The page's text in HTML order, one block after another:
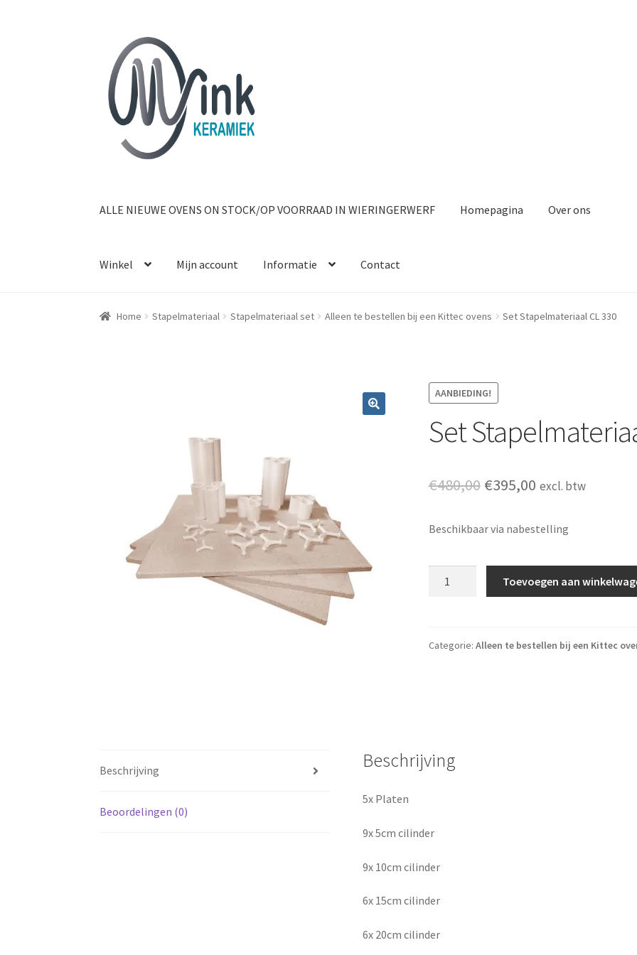
Ga door naar navigatie
Ga naar de inhoud
ALLE NIEUWE OVENS ON STOCK/OP VOORRAAD IN WIERINGERWERF Homepagina Over ons
Winkel Mijn account Informatie Contact
Home Stapelmateriaal Stapelmateriaal set Alleen te bestellen bij een Kittec ovens Set Stapelmateriaal CL 330
AANBIEDING!
Set
€480,00 Oorspronkelijke prijs
€395,00Huidige prijs
excl. btw
Beschikbaar via nabestelling
Toevoegen aan
Categorie: Alleen te bestellen bij een Kittec
Beschrijving
Beoordelingen (0)
Beschrijving
5x Platen
9x 5cm cilinder
9x 10cm cilinder
6x 15cm cilinder
6x 20cm cilinder